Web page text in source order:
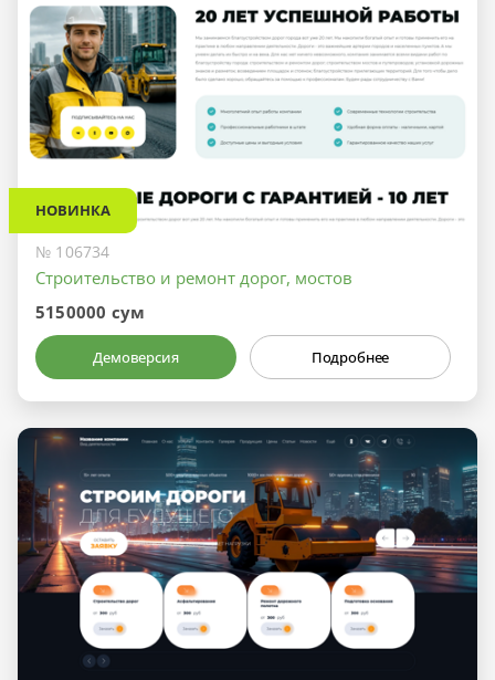
НОВИНКА
№ 106734
Строительство и ремонт дорог, мостов
5150000 сум
Демоверсия Подробнее